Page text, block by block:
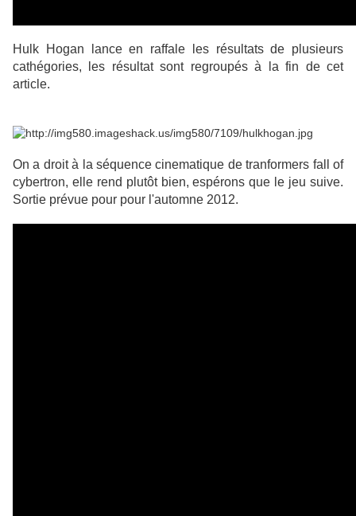
Hulk Hogan lance en raffale les résultats de plusieurs
cathégories, les résultat sont regroupés à la fin de cet
article.
On a droit à la séquence cinematique de tranformers fall of
cybertron, elle rend plutôt bien, espérons que le jeu suive.
Sortie prévue pour pour l'automne 2012.